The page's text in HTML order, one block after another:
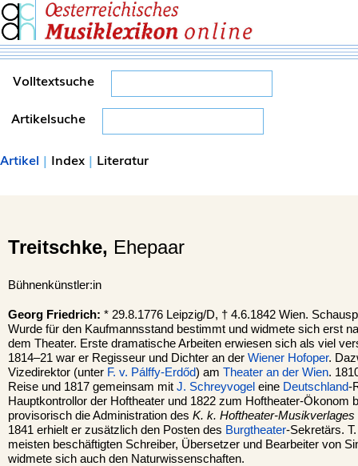
Volltextsuche
Artikelsuche
Artikel | Index | Literatur
Treitschke, Ehepaar
Bühnenkünstler:in
Georg Friedrich: * 29.8.1776 Leipzig/D, † 4.6.1842 Wien.
Wurde für den Kaufmannsstand bestimmt und widmete sich erst
dem Theater. Erste dramatische Arbeiten erwiesen sich als viel
1814–21 war er Regisseur und Dichter an der Wiener Hofoper.
Vizedirektor (unter F. v. Pálffy-Erdőd) am Theater an der Wien.
Reise und 1817 gemeinsam mit J. Schreyvogel eine Deutschland-
Hauptkontrollor der Hoftheater und 1822 zum Hoftheater-Ökonom
provisorisch die Administration des K. k. Hoftheater-Musikverlages
1841 erhielt er zusätzlich den Posten des Burgtheater-Sekretärs.
meisten beschäftigten Schreiber, Übersetzer und Bearbeiter von
widmete sich auch den Naturwissenschaften.